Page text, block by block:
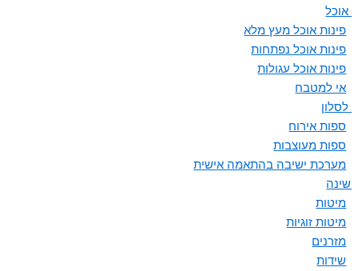
אוכל
פינות אוכל מעץ מלא
פינות אוכל נפתחות
פינות אוכל עגולות
אי למטבח
לסלון
ספות אירוח
ספות מעוצבות
מערכת ישיבה בהתאמה אישית
שינה
מיטות
מיטות זוגיות
מזרנים
שידות